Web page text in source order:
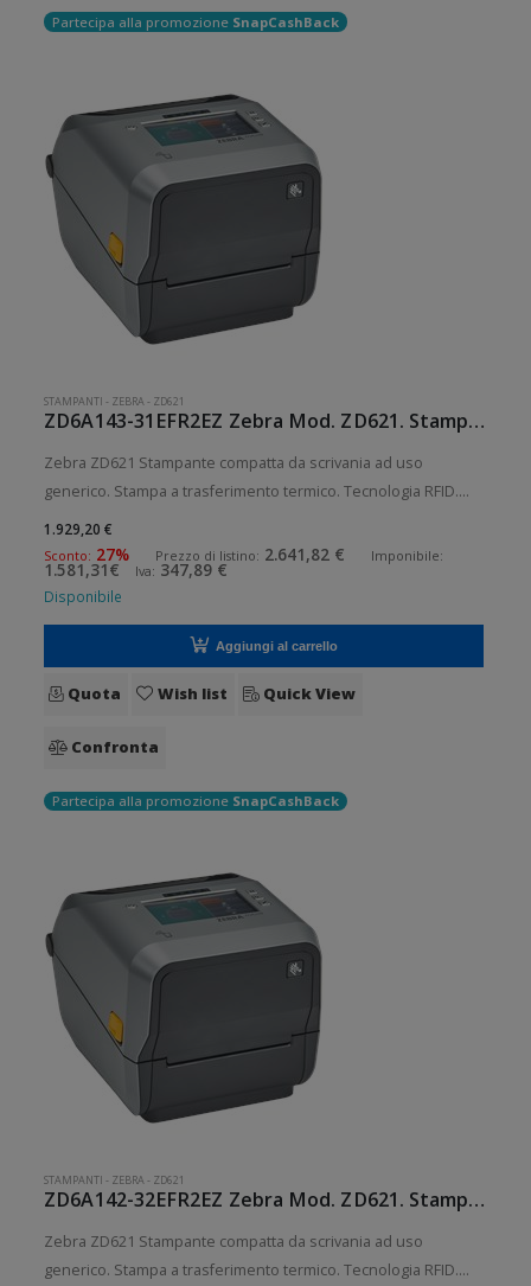
Partecipa alla promozione SnapCashBack
STAMPANTI - ZEBRA- ZD621
ZD6A143-31EFR2EZ Zebra Mod. ZD621. Stampante di etichette.
Zebra ZD621 Stampante compatta da scrivania ad uso
generico. Stampa a trasferimento termico. Tecnologia RFID.
Collegamento wireless senza fili. Velocità di stampa: 152
mm/sec Risoluzione di stampa: 12 dot/mm RFID: Presente
Wireless: Presente
1.929,20 €
Sconto: 27% Prezzo di listino: 2.641,82 € Imponibile:
1.581,31€ Iva: 347,89 €
Disponibile
Aggiungi al carrello
Quota Wish list Quick View
Confronta
Partecipa alla promozione SnapCashBack
STAMPANTI - ZEBRA- ZD621
ZD6A142-32EFR2EZ Zebra Mod. ZD621. Stampante di etichette.
Zebra ZD621 Stampante compatta da scrivania ad uso
generico. Stampa a trasferimento termico. Tecnologia RFID.